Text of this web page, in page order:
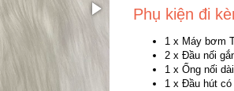
Phụ kiện đi
1 x Máy bơm
2 x Đầu nối
1 x Ống nối dài
1 x Đầu hút có